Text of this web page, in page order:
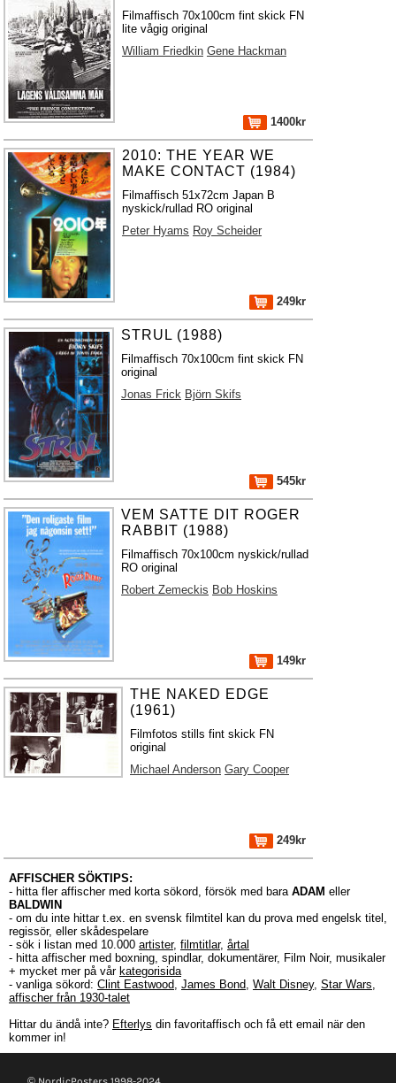
Filmaffisch 70x100cm fint skick FN
lite vågig original
William Friedkin Gene Hackman
1400kr
2010: THE YEAR WE
MAKE CONTACT (1984)
Filmaffisch 51x72cm Japan B
nyskick/rullad RO original
Peter Hyams Roy Scheider
249kr
STRUL (1988)
Filmaffisch 70x100cm fint skick FN
original
Jonas Frick Björn Skifs
545kr
VEM SATTE DIT ROGER
RABBIT (1988)
Filmaffisch 70x100cm nyskick/rullad
RO original
Robert Zemeckis Bob Hoskins
149kr
THE NAKED EDGE
(1961)
Filmfotos stills fint skick FN
original
Michael Anderson Gary Cooper
249kr
AFFISCHER SÖKTIPS:
- hitta fler affischer med korta sökord, försök med bara ADAM eller
BALDWIN
- om du inte hittar t.ex. en svensk filmtitel kan du prova med engelsk titel,
regissör, eller skådespelare
- sök i listan med 10.000 artister, filmtitlar, årtal
- hitta affischer med boxning, spindlar, dokumentärer, Film Noir, musikaler
+ mycket mer på vår kategorisida
- vanliga sökord: Clint Eastwood, James Bond, Walt Disney, Star Wars,
affischer från 1930-talet
Hittar du ändå inte? Efterlys din favoritaffisch och få ett email när den
kommer in!